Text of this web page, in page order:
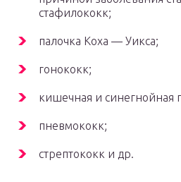
стафилококк;
палочка Коха — Уикса;
гонококк;
кишечная и синегнойная
пневмококк;
стрептококк и др.